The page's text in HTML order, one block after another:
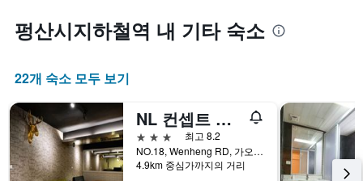
펑산시지하철역 내 기타 숙소
22개 숙소 모두 보기
NL 컨셉트 호텔
3성급
최고 8.2
NO.18, Wenheng RD, 가오슝, 대만
4.9km 중심가까지의 거리